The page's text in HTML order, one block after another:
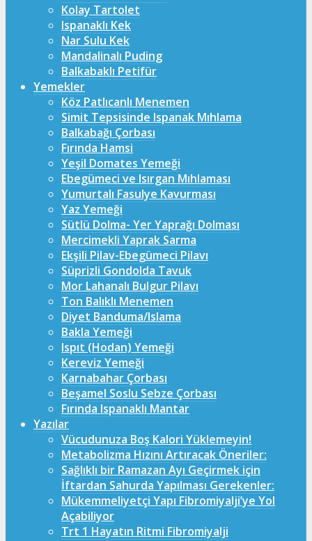
Kolay Tartolet
Ispanaklı Kek
Nar Sulu Kek
Mandalinalı Puding
Balkabaklı Petifür
Yemekler
Köz Patlıcanlı Menemen
Simit Tepsisinde Ispanak Mıhlama
Balkabağı Çorbası
Fırında Hamsi
Yeşil Domates Yemeği
Ebegümeci ve Isırgan Mıhlaması
Yumurtalı Fasulye Kavurması
Yaz Yemeği
Sütlü Dolma- Yer Yaprağı Dolması
Mercimekli Yaprak Sarma
Ekşili Pilav-Ebegümeci Pilavı
Süprizli Gondolda Tavuk
Mor Lahanalı Bulgur Pilavı
Ton Balıklı Menemen
Diyet Banduma/Islama
Bakla Yemeği
Ispıt (Hodan) Yemeği
Kereviz Yemeği
Karnabahar Çorbası
Beşamel Soslu Sebze Çorbası
Fırında Ispanaklı Mantar
Yazılar
Vücudunuza Boş Kalori Yüklemeyin!
Metabolizma Hızını Artıracak Öneriler:
Sağlıklı bir Ramazan Ayı Geçirmek için
İftardan Sahurda Yapılması Gerekenler:
Mükemmeliyetçi Yapı Fibromiyalji’ye Yol
Açabiliyor
Trt 1 Hayatın Ritmi Fibromiyalji